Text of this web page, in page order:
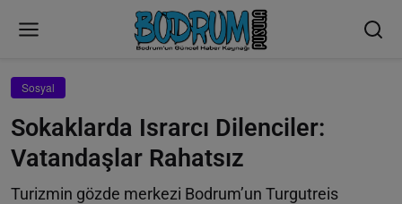
Sosyal
Sokaklarda Israrcı Dilenciler:
Vatandaşlar Rahatsız
Turizmin gözde merkezi Bodrum’un Turgutreis